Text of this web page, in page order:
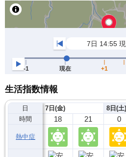
生活指数情報
日
時間
熱中症
7日(金)
18 21
8日(土)
0